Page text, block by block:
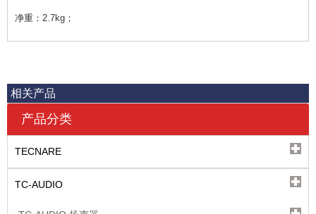
净重：2.7kg；
相关产品
产品分类
TECNARE
TC-AUDIO